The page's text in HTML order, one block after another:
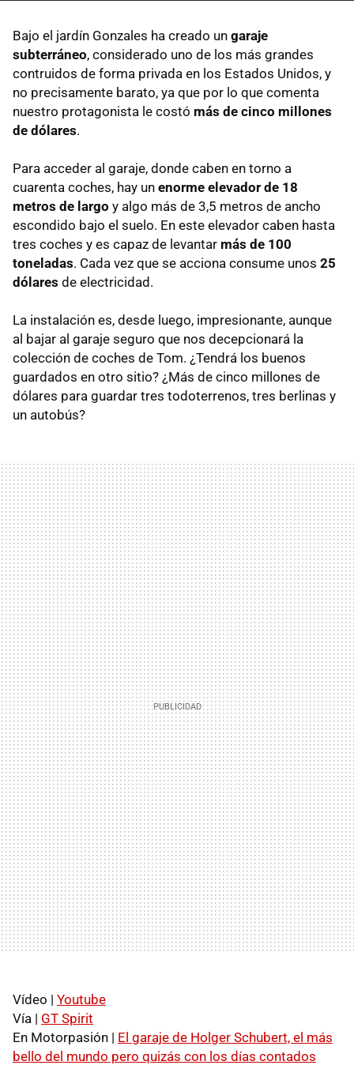
Bajo el jardín Gonzales ha creado un garaje
subterráneo, considerado uno de los más grandes
contruidos de forma privada en los Estados Unidos, y
no precisamente barato, ya que por lo que comenta
nuestro protagonista le costó más de cinco millones
de dólares.
Para acceder al garaje, donde caben en torno a
cuarenta coches, hay un enorme elevador de 18
metros de largo y algo más de 3,5 metros de ancho
escondido bajo el suelo. En este elevador caben hasta
tres coches y es capaz de levantar más de 100
toneladas. Cada vez que se acciona consume unos 25
dólares de electricidad.
La instalación es, desde luego, impresionante, aunque
al bajar al garaje seguro que nos decepcionará la
colección de coches de Tom. ¿Tendrá los buenos
guardados en otro sitio? ¿Más de cinco millones de
dólares para guardar tres todoterrenos, tres berlinas y
un autobús?
Vídeo | Youtube
Vía | GT Spirit
En Motorpasión | El garaje de Holger Schubert, el más
bello del mundo pero quizás con los días contados